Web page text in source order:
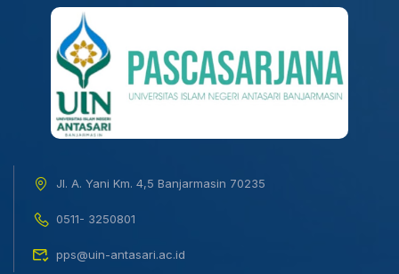
Jl. A. Yani Km. 4,5 Banjarmasin 70235
0511- 3250801
pps@uin-antasari.ac.id